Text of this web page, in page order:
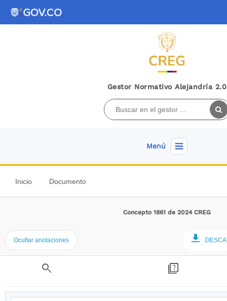
Gestor Normativo Alejandría 2.0
Menú
Inicio Documento
Concepto 1861 de 2024 CREG
Ocultar anotaciones
search quiz